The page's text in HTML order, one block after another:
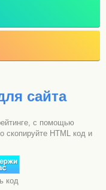
сайта
с помощью
скопируйте HTML код и
код